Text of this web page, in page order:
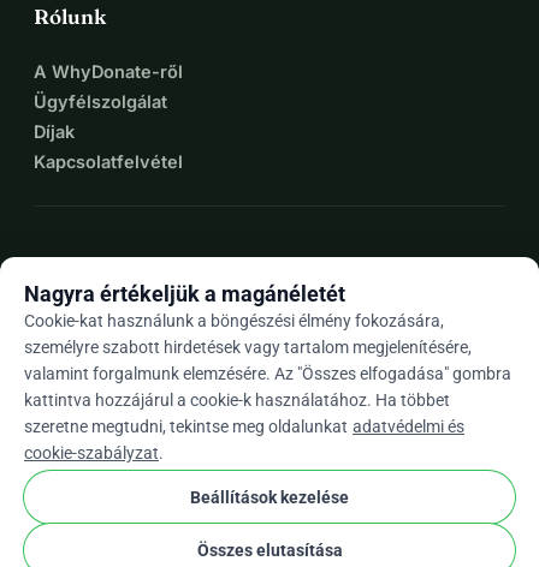
Rólunk
A WhyDonate-ről
Ügyfélszolgálat
Díjak
Kapcsolatfelvétel
Huarrow_drop_down
★★★★★4,9 / 5 több mint 500 értékelés alapján
WhyDonate
Adatvédelem és sütik
Nagyra értékeljük a magánéletét
Cookie-kat használunk a böngészési élmény fokozására,
személyre szabott hirdetések vagy tartalom megjelenítésére,
valamint forgalmunk elemzésére. Az "Összes elfogadása" gombra
kattintva hozzájárul a cookie-k használatához. Ha többet
szeretne megtudni, tekintse meg oldalunkat adatvédelmi és
cookie-szabályzat.
Beállítások kezelése
Összes elutasítása